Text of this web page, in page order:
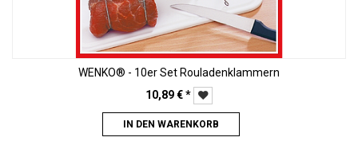
WENKO® - 10er Set Rouladenklammern
10,89€*
IN DEN WARENKORB